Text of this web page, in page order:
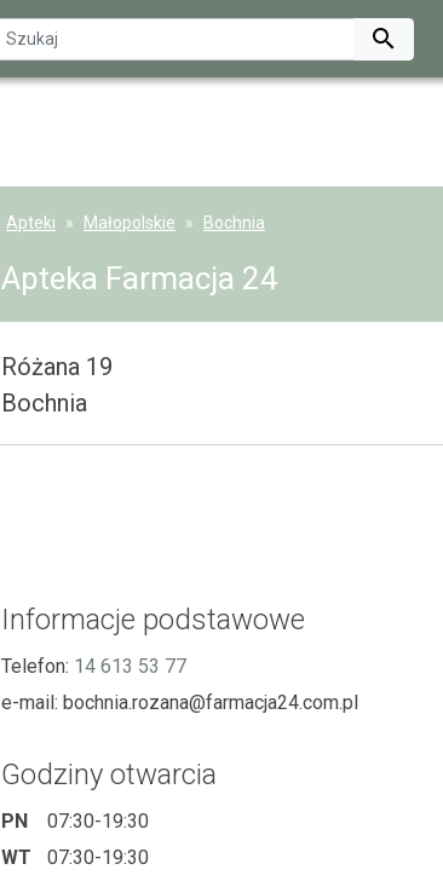

Apteki Małopolskie Bochnia
Apteka Farmacja 24
Różana 19
Bochnia
Informacje podstawowe
Telefon: 14 613 53 77
e-mail: bochnia.rozana@farmacja24.com.pl
Godziny otwarcia
PN
07:30-19:30
WT
07:30-19:30